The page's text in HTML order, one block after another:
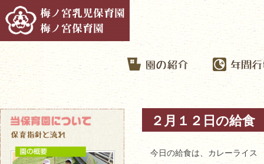
２月１２日の給食
今日の給食は、カレーライ